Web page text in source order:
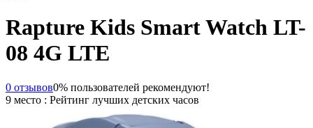
Rapture Kids Smart Watch LT-
08 4G LTE
0 отзывов0% пользователей рекомендуют!
9 место : Рейтинг лучших детских часов